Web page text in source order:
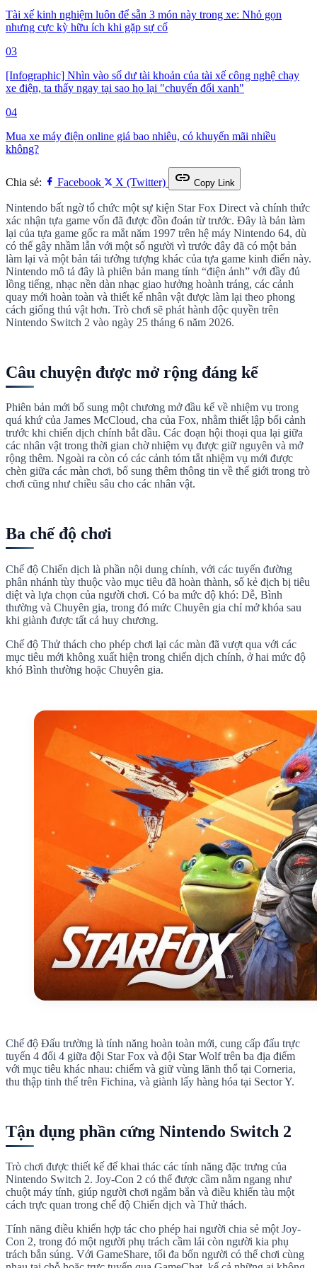
Tài xế kinh nghiệm luôn để sẵn 3 món này trong xe: Nhỏ gọn
nhưng cực kỳ hữu ích khi gặp sự cố
03
[Infographic] Nhìn vào số dư tài khoản của tài xế công nghệ chạy
xe điện, ta thấy ngay tại sao họ lại "chuyển đổi xanh"
04
Mua xe máy điện online giá bao nhiêu, có khuyến mãi nhiều
không?
Chia sẻ: Facebook X (Twitter) link Copy Link
Nintendo bất ngờ tổ chức một sự kiện Star Fox Direct và chính thức
xác nhận tựa game vốn đã được đồn đoán từ trước. Đây là bản làm
lại của tựa game gốc ra mắt năm 1997 trên hệ máy Nintendo 64, dù
có thể gây nhầm lẫn với một số người vì trước đây đã có một bản
làm lại và một bản tái tưởng tượng khác của tựa game kinh điển này.
Nintendo mô tả đây là phiên bản mang tính “điện ảnh” với đầy đủ
lồng tiếng, nhạc nền dàn nhạc giao hưởng hoành tráng, các cảnh
quay mới hoàn toàn và thiết kế nhân vật được làm lại theo phong
cách giống thú vật hơn. Trò chơi sẽ phát hành độc quyền trên
Nintendo Switch 2 vào ngày 25 tháng 6 năm 2026.
Câu chuyện được mở rộng đáng kể
Phiên bản mới bổ sung một chương mở đầu kể về nhiệm vụ trong
quá khứ của James McCloud, cha của Fox, nhằm thiết lập bối cảnh
trước khi chiến dịch chính bắt đầu. Các đoạn hội thoại qua lại giữa
các nhân vật trong thời gian chờ nhiệm vụ được giữ nguyên và mở
rộng thêm. Ngoài ra còn có các cảnh tóm tắt nhiệm vụ mới được
chèn giữa các màn chơi, bổ sung thêm thông tin về thế giới trong trò
chơi cũng như chiều sâu cho các nhân vật.
Ba chế độ chơi
Chế độ Chiến dịch là phần nội dung chính, với các tuyến đường
phân nhánh tùy thuộc vào mục tiêu đã hoàn thành, số kẻ địch bị tiêu
diệt và lựa chọn của người chơi. Có ba mức độ khó: Dễ, Bình
thường và Chuyên gia, trong đó mức Chuyên gia chỉ mở khóa sau
khi giành được tất cả huy chương.
Chế độ Thử thách cho phép chơi lại các màn đã vượt qua với các
mục tiêu mới không xuất hiện trong chiến dịch chính, ở hai mức độ
khó Bình thường hoặc Chuyên gia.
Chế độ Đấu trường là tính năng hoàn toàn mới, cung cấp đấu trực
tuyến 4 đối 4 giữa đội Star Fox và đội Star Wolf trên ba địa điểm
với mục tiêu khác nhau: chiếm và giữ vùng lãnh thổ tại Corneria,
thu thập tinh thể trên Fichina, và giành lấy hàng hóa tại Sector Y.
Tận dụng phần cứng Nintendo Switch 2
Trò chơi được thiết kế để khai thác các tính năng đặc trưng của
Nintendo Switch 2. Joy-Con 2 có thể được cầm nằm ngang như
chuột máy tính, giúp người chơi ngắm bắn và điều khiển tàu một
cách trực quan trong chế độ Chiến dịch và Thử thách.
Tính năng điều khiển hợp tác cho phép hai người chia sẻ một Joy-
Con 2, trong đó một người phụ trách cầm lái còn người kia phụ
trách bắn súng. Với GameShare, tối đa bốn người có thể chơi cùng